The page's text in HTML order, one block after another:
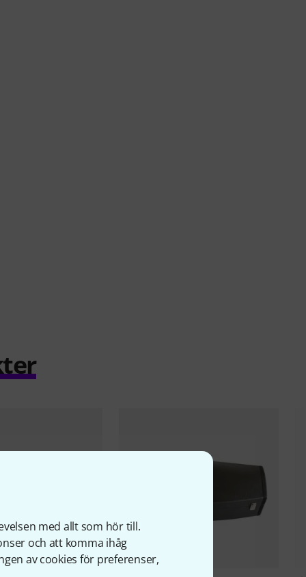
med allt som hör till.
och att komma ihåg
av cookies för preferenser,